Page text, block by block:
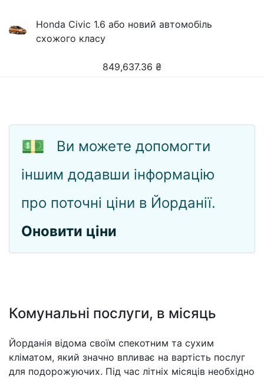
Honda Civic 1.6 або новий автомобіль
схожого класу
849,637.36 ₴
💵
Ви можете допомогти
іншим додавши інформацію
про поточні ціни в Йорданії.
Оновити ціни
Комунальні послуги, в місяць
Йорданія відома своїм спекотним та сухим
кліматом, який значно впливає на вартість послуг
для подорожуючих. Під час літніх місяців необхідно